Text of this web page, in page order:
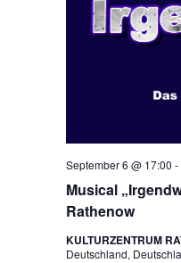
Musical
Rathenow
September 6 @ 17:00 -
KULTURZENTRUM
Deutschland,